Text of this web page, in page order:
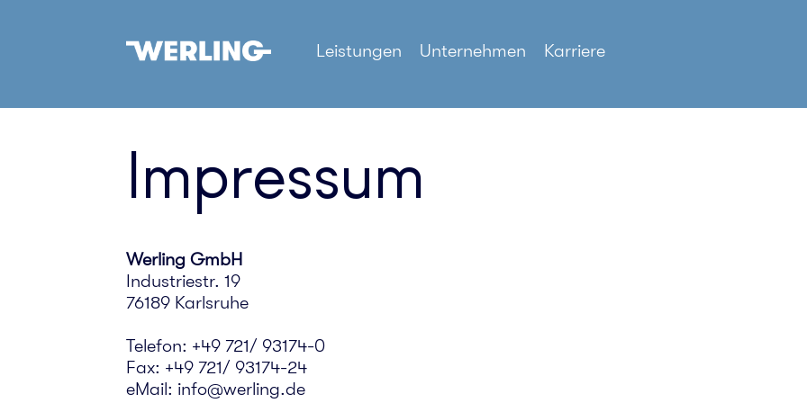
Leistungen Unternehmen Karriere
Impressum
Werling GmbH
Industriestr. 19
76189 Karlsruhe
Telefon: +49 721/ 93174-0
Fax: +49 721/ 93174-24
eMail: info@werling.de